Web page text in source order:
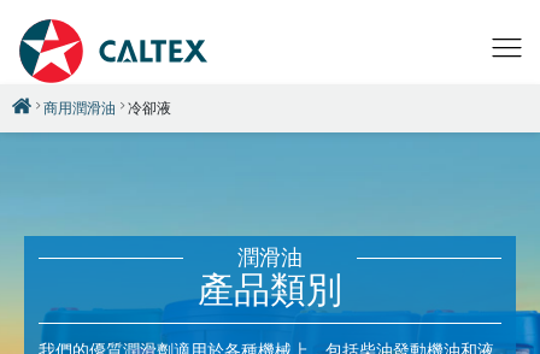
商用潤滑油 冷卻液
潤滑油
產品類別
我們的優質潤滑劑適用於各種機械上，包括柴油發動機油和液